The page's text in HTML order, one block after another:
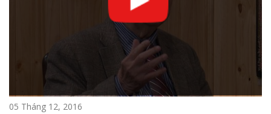
05 Tháng 12, 2016